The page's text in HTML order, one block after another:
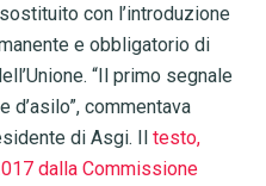
con l’introduzione
e obbligatorio di
“Il primo segnale
commentava
di Asgi. Il testo,
dalla Commissione